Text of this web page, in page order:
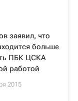
заявил, что
больше
ПБК ЦСКА
работой
2015